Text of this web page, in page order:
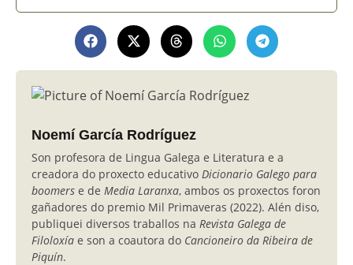
Noemí García Rodríguez
Son profesora de Lingua Galega e Literatura e a
creadora do proxecto educativo Dicionario Galego para
boomers e de Media Laranxa, ambos os proxectos foron
gañadores do premio Mil Primaveras (2022). Alén diso,
publiquei diversos traballos na Revista Galega de
Filoloxía e son a coautora do Cancioneiro da Ribeira de
Piquín.